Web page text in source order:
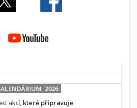
2026
akcí, které připravuje